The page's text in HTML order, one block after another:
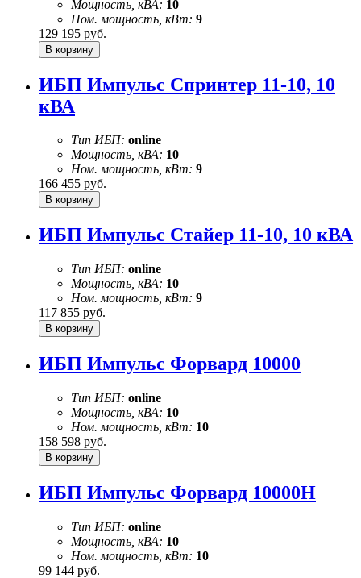
Мощность, кВА: 10
Ном. мощность, кВт: 9
129 195 руб.
ИБП Импульс Спринтер 11-10, 10
кВА
Тип ИБП: online
Мощность, кВА: 10
Ном. мощность, кВт: 9
166 455 руб.
ИБП Импульс Стайер 11-10, 10 кВА
Тип ИБП: online
Мощность, кВА: 10
Ном. мощность, кВт: 9
117 855 руб.
ИБП Импульс Форвард 10000
Тип ИБП: online
Мощность, кВА: 10
Ном. мощность, кВт: 10
158 598 руб.
ИБП Импульс Форвард 10000Н
Тип ИБП: online
Мощность, кВА: 10
Ном. мощность, кВт: 10
99 144 руб.